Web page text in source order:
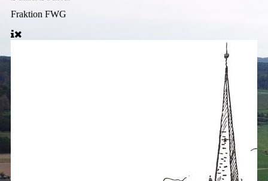
Fraktion FWG